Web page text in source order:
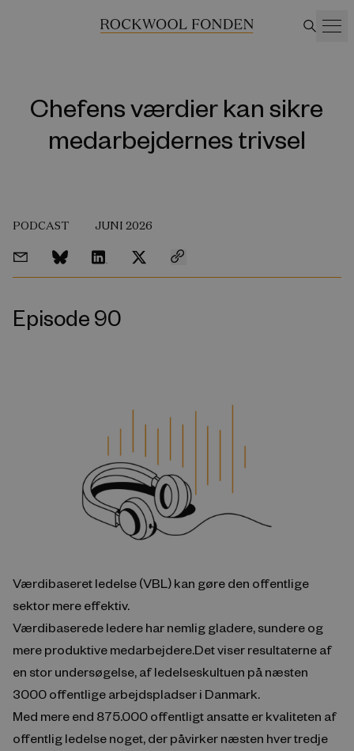
Chefens værdier kan sikre
medarbejdernes trivsel
PODCAST JUNI 2026
Episode 90
Værdibaseret ledelse (VBL) kan gøre den offentlige
sektor mere effektiv.
Værdibaserede ledere har nemlig gladere, sundere og
mere produktive medarbejdere.Det viser resultaterne af
en stor undersøgelse, af ledelseskultuen på næsten
3000 offentlige arbejdspladser i Danmark.
Med mere end 875.000 offentligt ansatte er kvaliteten af
offentlig ledelse noget, der påvirker næsten hver tredje